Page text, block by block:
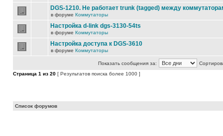
DGS-1210. Не работает trunk (tagged) между
в форуме Коммутаторы
Настройка d-link dgs-3130-54ts
в форуме Коммутаторы
Настройка доступа к DGS-3610
в форуме Коммутаторы
Показать сообщения за:
Страница 1 из 20 [ Результатов поиска более 1000 ]
Список форумов